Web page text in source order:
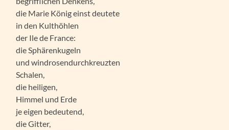
die Marie König einst deutete
in den Kulthöhlen
der Ile de France:
die Sphärenkugeln
und windrosendurchkreuzten
Schalen,
die heiligen,
Himmel und Erde
je eigen bedeutend,
die Gitter,